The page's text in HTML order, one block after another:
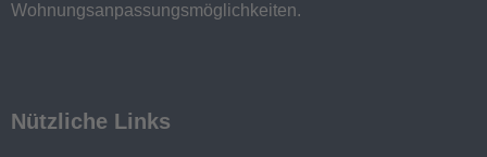
Wohnungsanpassungsmöglichkeiten.
Nützliche Links